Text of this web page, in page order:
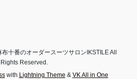
十番のオーダースーツサロンIKSTILE All
Rights Reserved.
with Lightning Theme & VK All in One